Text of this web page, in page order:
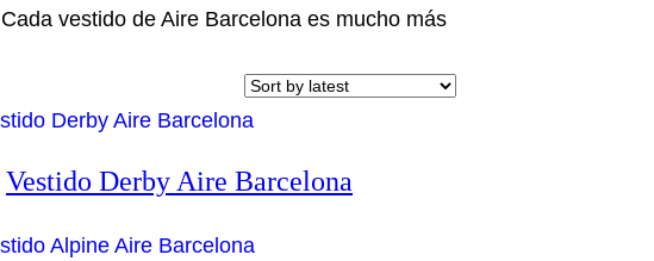
vestido de Aire Barcelona es mucho más
Vestido Derby Aire Barcelona